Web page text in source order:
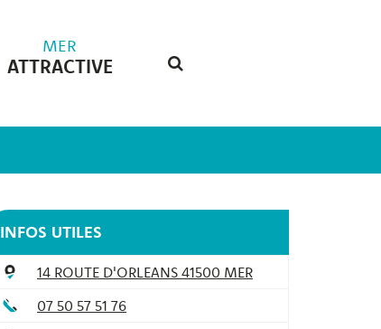
MER
ATTRACTIVE
INFOS UTILES
14 ROUTE D'ORLEANS 41500 MER
07 50 57 51 76